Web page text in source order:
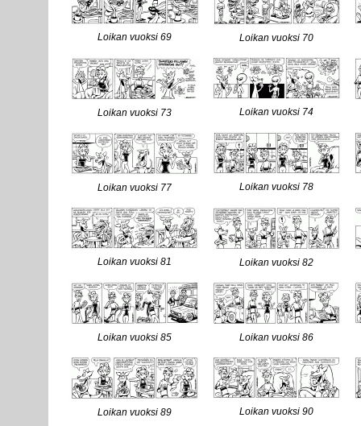
Loikan vuoksi 69 Loikan vuoksi 70
Loikan vuoksi 73 Loikan vuoksi 74
Loikan vuoksi 77 Loikan vuoksi 78
Loikan vuoksi 81 Loikan vuoksi 82
Loikan vuoksi 85 Loikan vuoksi 86
Loikan vuoksi 89 Loikan vuoksi 90